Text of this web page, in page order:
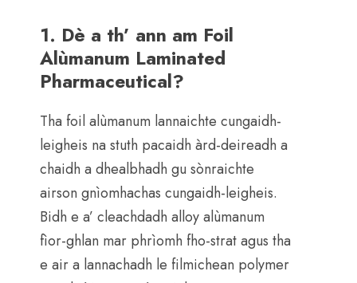
1. Dè a th’ ann am Foil
Alùmanum Laminated
Pharmaceutical?
Tha foil alùmanum lannaichte cungaidh-
leigheis na stuth pacaidh àrd-deireadh a
chaidh a dhealbhadh gu sònraichte
airson gnìomhachas cungaidh-leigheis.
Bidh e a’ cleachdadh alloy alùmanum
fìor-ghlan mar phrìomh fho-strat agus tha
e air a lannachadh le filmichean polymer